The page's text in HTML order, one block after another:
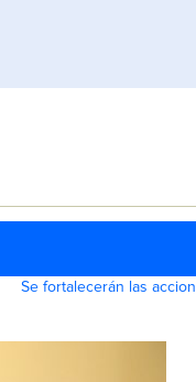
Se fortalecerán las